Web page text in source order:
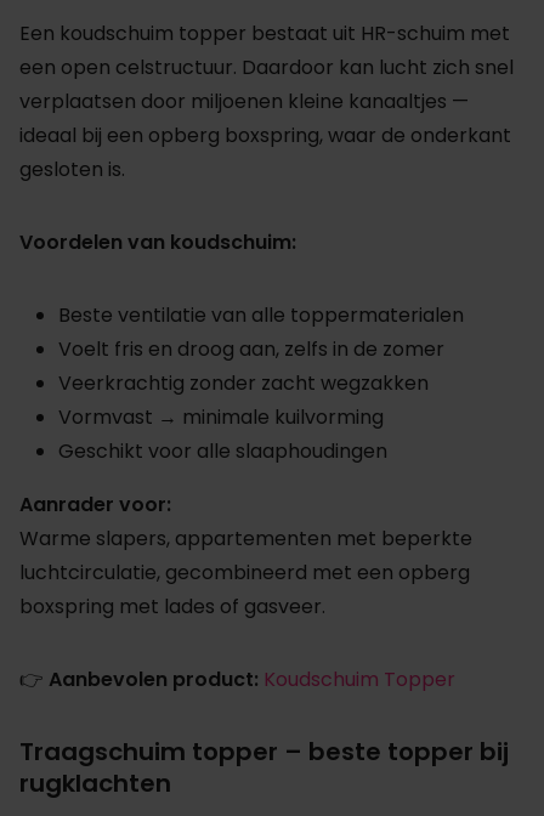
Een koudschuim topper bestaat uit HR-schuim met
een open celstructuur. Daardoor kan lucht zich snel
verplaatsen door miljoenen kleine kanaaltjes —
ideaal bij een opberg boxspring, waar de onderkant
gesloten is.
Voordelen van koudschuim:
Beste ventilatie van alle toppermaterialen
Voelt fris en droog aan, zelfs in de zomer
Veerkrachtig zonder zacht wegzakken
Vormvast → minimale kuilvorming
Geschikt voor alle slaaphoudingen
Aanrader voor:
Warme slapers, appartementen met beperkte
luchtcirculatie, gecombineerd met een opberg
boxspring met lades of gasveer.
👉 Aanbevolen product: Koudschuim Topper
Traagschuim topper – beste topper bij
rugklachten